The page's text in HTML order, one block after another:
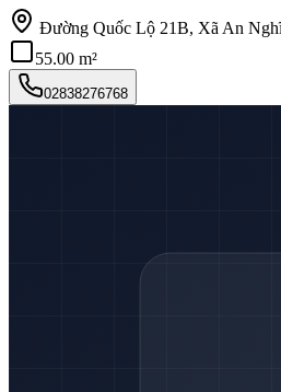
Đường Quốc Lộ 21B, Xã An
55.00 m²
02838276768